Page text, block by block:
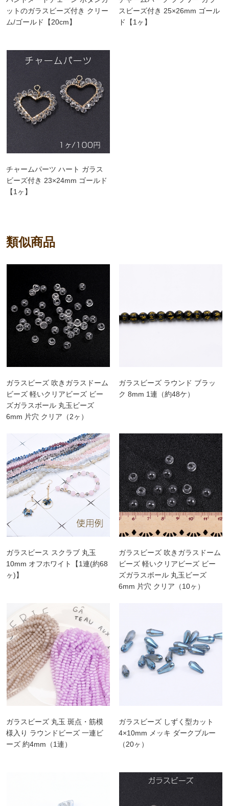
ットのガラスビーズ付き クリー
ム/ゴールド【20cm】
スビーズ付き 25×26mm ゴール
ド【1ヶ】
チャームパーツ ハート ガラス
ビーズ付き 23×24mm ゴールド
【1ヶ】
類似商品
ガラスビーズ 吹きガラスドーム
ビーズ 軽いクリアビーズ ビー
ズガラスボール 丸玉ビーズ
6mm 片穴 クリア（2ヶ）
ガラスビーズ ラウンド ブラッ
ク 8mm 1連（約48ケ）
ガラスビース スクラブ 丸玉
10mm オフホワイト【1連(約68
ヶ)】
ガラスビーズ 吹きガラスドーム
ビーズ 軽いクリアビーズ ビー
ズガラスボール 丸玉ビーズ
6mm 片穴 クリア（10ヶ）
ガラスビーズ 丸玉 斑点・筋模
様入り ラウンドビーズ 一連ビ
ーズ 約4mm（1連）
ガラスビーズ しずく型カット
4×10mm メッキ ダークブルー
（20ヶ）